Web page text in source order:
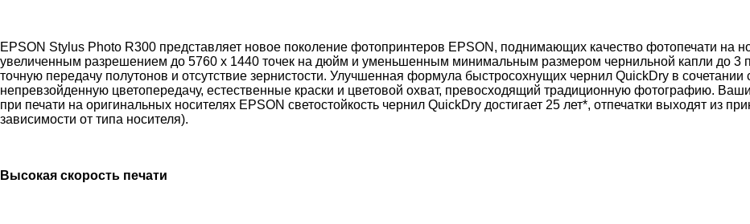
EPSON Stylus Photo R300 представляет новое поколение фотопринтеров EPSON, поднимающих качество фотопечати на
увеличенным разрешением до 5760 х 1440 точек на дюйм и уменьшенным минимальным размером чернильной капли до 3
точную передачу полутонов и отсутствие зернистости. Улучшенная формула быстросохнущих чернил QuickDry в
непревзойденную цветопередачу, естественные краски и цветовой охват, превосходящий традиционную фотографию.
при печати на оригинальных носителях EPSON светостойкость чернил QuickDry достигает 25 лет*, отпечатки выходят из
зависимости от типа носителя).
Высокая скорость печати